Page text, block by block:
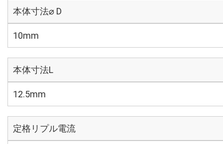
本体寸法⌀ D
10mm
本体寸法L
12.5mm
定格リプル電流